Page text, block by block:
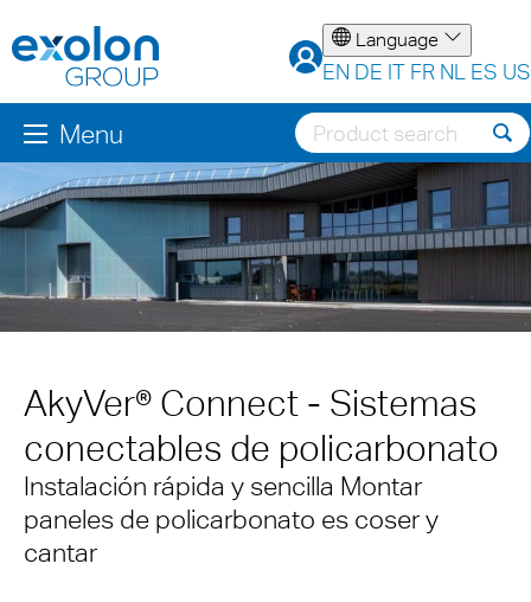
Language
EN DE IT FR NL ES US
Menu
AkyVer® Connect - Sistemas
conectables de policarbonato
Instalación rápida y sencilla Montar
paneles de policarbonato es coser y
cantar